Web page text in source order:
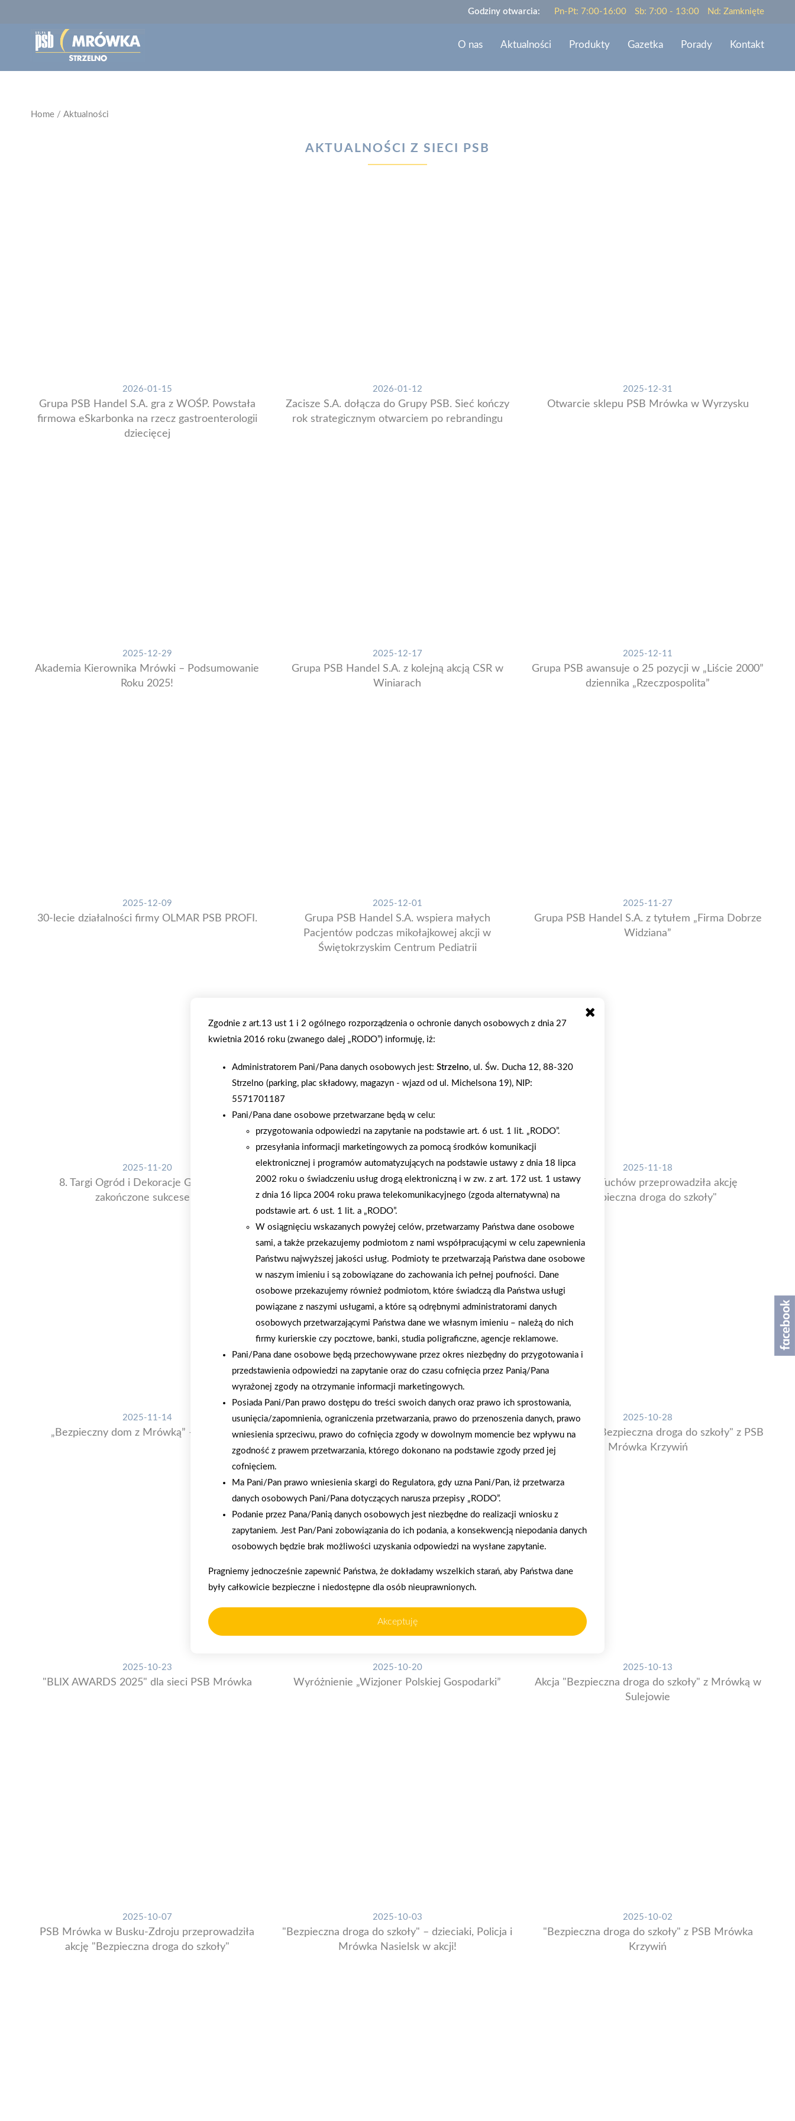
Godziny otwarcia: Pn-Pt: 7:00-16:00 Sb: 7:00 - 13:00 Nd: Zamknięte
O nas Aktualności Produkty Gazetka Porady Kontakt
Home / Aktualności
AKTUALNOŚCI Z SIECI PSB
2026-01-15
Grupa PSB Handel S.A. gra z WOŚP. Powstała
firmowa eSkarbonka na rzecz gastroenterologii
dziecięcej
2026-01-12
Zacisze S.A. dołącza do Grupy PSB. Sieć kończy
rok strategicznym otwarciem po rebrandingu
2025-12-31
Otwarcie sklepu PSB Mrówka w Wyrzysku
2025-12-29
Akademia Kierownika Mrówki – Podsumowanie
Roku 2025!
2025-12-17
Grupa PSB Handel S.A. z kolejną akcją CSR w
Winiarach
2025-12-11
Grupa PSB awansuje o 25 pozycji w „Liście 2000”
dziennika „Rzeczpospolita”
2025-12-09
30-lecie działalności firmy OLMAR PSB PROFI.
2025-12-01
Grupa PSB Handel S.A. wspiera małych
Pacjentów podczas mikołajkowej akcji w
Świętokrzyskim Centrum Pediatrii
2025-11-27
Grupa PSB Handel S.A. z tytułem „Firma Dobrze
Widziana”
2025-11-20
8. Targi Ogród i Dekoracje Grupy PSB
zakończone sukcesem
2025-11-19
Otwarcie sklepu PSB Mrówka Express Karsin
2025-11-18
Mrówka Tuchów przeprowadziła akcję
"Bezpieczna droga do szkoły"
2025-11-14
„Bezpieczny dom z Mrówką” – akcja PSB
2025-10-31
Grupa PSB Handel S.A. na Targach Franczyza
2025
2025-10-28
Kolejna akcja "Bezpieczna droga do szkoły" z PSB
Mrówka Krzywiń
2025-10-23
"BLIX AWARDS 2025" dla sieci PSB Mrówka
2025-10-20
Wyróżnienie „Wizjoner Polskiej Gospodarki”
2025-10-13
Akcja "Bezpieczna droga do szkoły" z Mrówką w
Sulejowie
2025-10-07
PSB Mrówka w Busku-Zdroju przeprowadziła
akcję "Bezpieczna droga do szkoły"
2025-10-03
"Bezpieczna droga do szkoły" – dzieciaki, Policja i
Mrówka Nasielsk w akcji!
2025-10-02
"Bezpieczna droga do szkoły" z PSB Mrówka
Krzywiń
Zgodnie z art.13 ust 1 i 2 ogólnego rozporządzenia o ochronie danych osobowych z dnia 27
kwietnia 2016 roku (zwanego dalej „RODO”) informuję, iż:
Administratorem Pani/Pana danych osobowych jest: Strzelno, ul. Św. Ducha 12, 88-320
Strzelno (parking, plac składowy, magazyn - wjazd od ul. Michelsona 19), NIP:
5571701187
Pani/Pana dane osobowe przetwarzane będą w celu:
przygotowania odpowiedzi na zapytanie na podstawie art. 6 ust. 1 lit. „RODO”.
przesyłania informacji marketingowych za pomocą środków komunikacji
elektronicznej i programów automatyzujących na podstawie ustawy z dnia 18 lipca
2002 roku o świadczeniu usług drogą elektroniczną i w zw. z art. 172 ust. 1 ustawy
z dnia 16 lipca 2004 roku prawa telekomunikacyjnego (zgoda alternatywna) na
podstawie art. 6 ust. 1 lit. a „RODO”.
W osiągnięciu wskazanych powyżej celów, przetwarzamy Państwa dane osobowe
sami, a także przekazujemy podmiotom z nami współpracującymi w celu zapewnienia
Państwu najwyższej jakości usług. Podmioty te przetwarzają Państwa dane osobowe
w naszym imieniu i są zobowiązane do zachowania ich pełnej poufności. Dane
osobowe przekazujemy również podmiotom, które świadczą dla Państwa usługi
powiązane z naszymi usługami, a które są odrębnymi administratorami danych
osobowych przetwarzającymi Państwa dane we własnym imieniu – należą do nich
firmy kurierskie czy pocztowe, banki, studia poligraficzne, agencje reklamowe.
Pani/Pana dane osobowe będą przechowywane przez okres niezbędny do przygotowania i
przedstawienia odpowiedzi na zapytanie oraz do czasu cofnięcia przez Panią/Pana
wyrażonej zgody na otrzymanie informacji marketingowych.
Posiada Pani/Pan prawo dostępu do treści swoich danych oraz prawo ich sprostowania,
usunięcia/zapomnienia, ograniczenia przetwarzania, prawo do przenoszenia danych, prawo
wniesienia sprzeciwu, prawo do cofnięcia zgody w dowolnym momencie bez wpływu na
zgodność z prawem przetwarzania, którego dokonano na podstawie zgody przed jej
cofnięciem.
Ma Pani/Pan prawo wniesienia skargi do Regulatora, gdy uzna Pani/Pan, iż przetwarza
danych osobowych Pani/Pana dotyczących narusza przepisy „RODO”.
Podanie przez Pana/Panią danych osobowych jest niezbędne do realizacji wniosku z
zapytaniem. Jest Pan/Pani zobowiązania do ich podania, a konsekwencją niepodania danych
osobowych będzie brak możliwości uzyskania odpowiedzi na wysłane zapytanie.
Pragniemy jednocześnie zapewnić Państwa, że dokładamy wszelkich starań, aby Państwa dane
były całkowicie bezpieczne i niedostępne dla osób nieuprawnionych.
Akceptuję